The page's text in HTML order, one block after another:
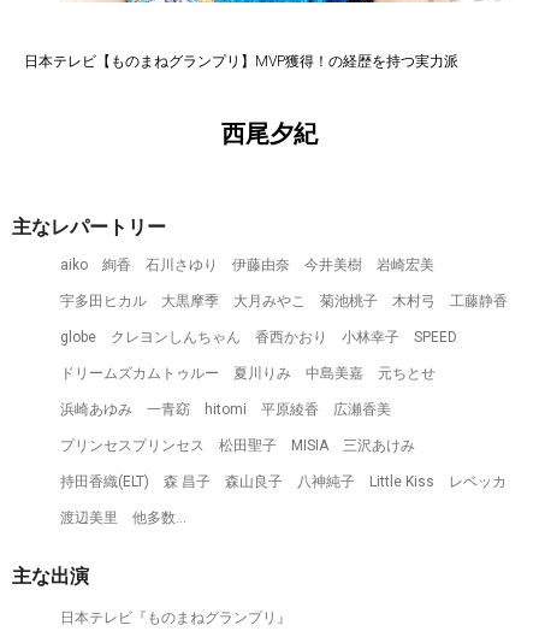
日本テレビ【ものまねグランプリ】MVP獲得！の経歴を持つ実力派
西尾夕紀
主なレパートリー
aiko 絢香 石川さゆり 伊藤由奈 今井美樹 岩崎宏美
宇多田ヒカル 大黒摩季 大月みやこ 菊池桃子 木村弓 工藤静香
globe クレヨンしんちゃん 香西かおり 小林幸子 SPEED
ドリームズカムトゥルー 夏川りみ 中島美嘉 元ちとせ
浜崎あゆみ 一青窈 hitomi 平原綾香 広瀬香美
プリンセスプリンセス 松田聖子 MISIA 三沢あけみ
持田香織(ELT) 森 昌子 森山良子 八神純子 Little Kiss レベッカ
渡辺美里 他多数…
主な出演
日本テレビ『ものまねグランプリ』